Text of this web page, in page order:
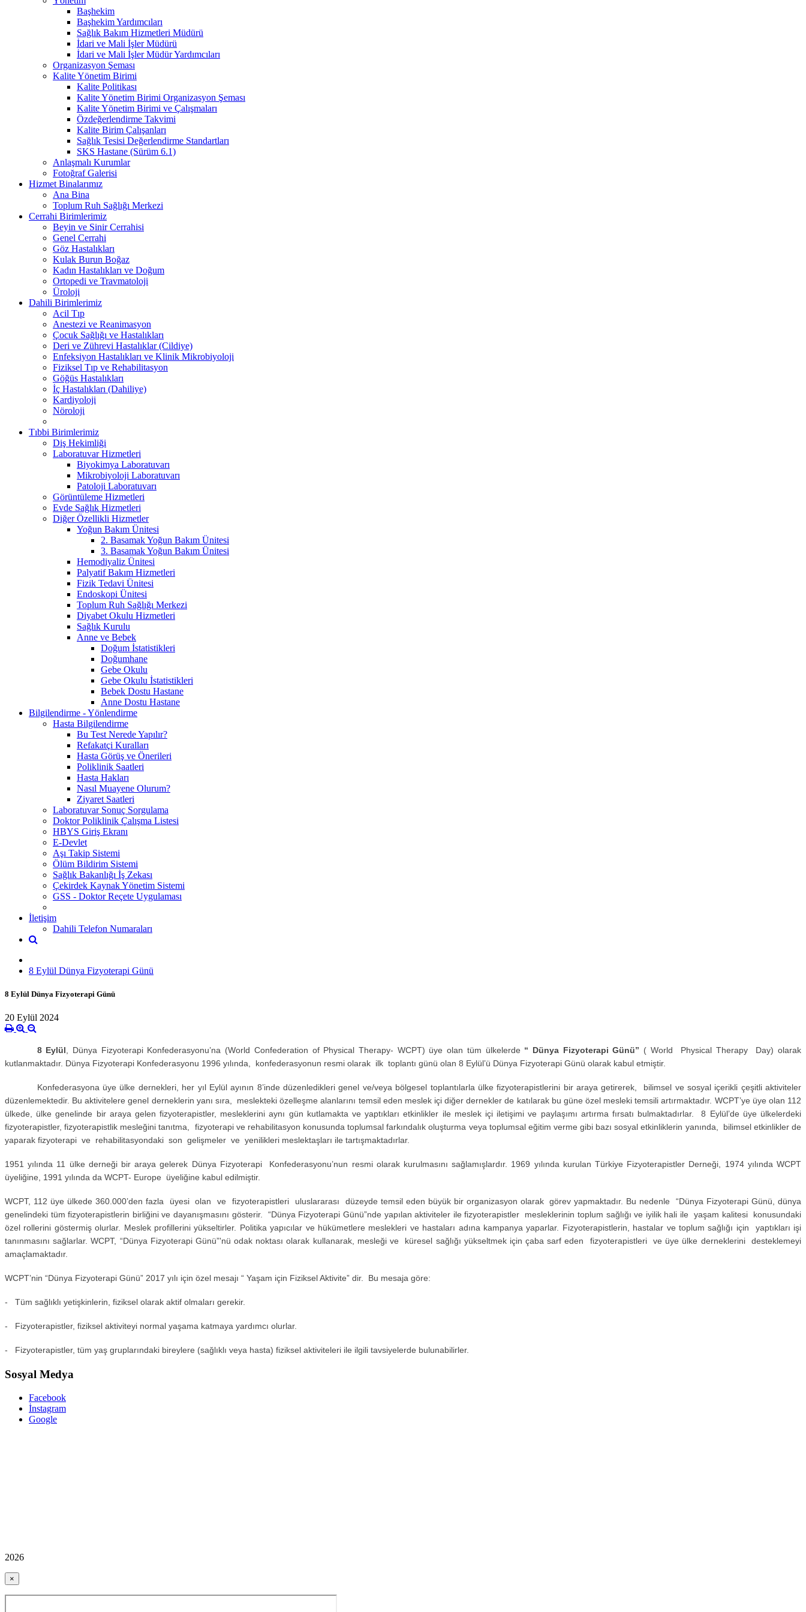
Başhekim
Başhekim Yardımcıları
Sağlık Bakım Hizmetleri Müdürü
İdari ve Mali İşler Müdürü
İdari ve Mali İşler Müdür Yardımcıları
Organizasyon Şeması
Kalite Yönetim Birimi
Kalite Politikası
Kalite Yönetim Birimi Organizasyon Şeması
Kalite Yönetim Birimi ve Çalışmaları
Özdeğerlendirme Takvimi
Kalite Birim Çalışanları
Sağlık Tesisi Değerlendirme Standartları
SKS Hastane (Sürüm 6.1)
Anlaşmalı Kurumlar
Fotoğraf Galerisi
Hizmet Binalarımız
Ana Bina
Toplum Ruh Sağlığı Merkezi
Cerrahi Birimlerimiz
Beyin ve Sinir Cerrahisi
Genel Cerrahi
Göz Hastalıkları
Kulak Burun Boğaz
Kadın Hastalıkları ve Doğum
Ortopedi ve Travmatoloji
Üroloji
Dahili Birimlerimiz
Acil Tıp
Anestezi ve Reanimasyon
Çocuk Sağlığı ve Hastalıkları
Deri ve Zührevi Hastalıklar (Cildiye)
Enfeksiyon Hastalıkları ve Klinik Mikrobiyoloji
Fiziksel Tıp ve Rehabilitasyon
Göğüs Hastalıkları
İç Hastalıkları (Dahiliye)
Kardiyoloji
Nöroloji
Tıbbi Birimlerimiz
Diş Hekimliği
Laboratuvar Hizmetleri
Biyokimya Laboratuvarı
Mikrobiyoloji Laboratuvarı
Patoloji Laboratuvarı
Görüntüleme Hizmetleri
Evde Sağlık Hizmetleri
Diğer Özellikli Hizmetler
Yoğun Bakım Ünitesi
2. Basamak Yoğun Bakım Ünitesi
3. Basamak Yoğun Bakım Ünitesi
Hemodiyaliz Ünitesi
Palyatif Bakım Hizmetleri
Fizik Tedavi Ünitesi
Endoskopi Ünitesi
Toplum Ruh Sağlığı Merkezi
Diyabet Okulu Hizmetleri
Sağlık Kurulu
Anne ve Bebek
Doğum İstatistikleri
Doğumhane
Gebe Okulu
Gebe Okulu İstatistikleri
Bebek Dostu Hastane
Anne Dostu Hastane
Bilgilendirme - Yönlendirme
Hasta Bilgilendirme
Bu Test Nerede Yapılır?
Refakatçi Kuralları
Hasta Görüş ve Önerileri
Poliklinik Saatleri
Hasta Hakları
Nasıl Muayene Olurum?
Ziyaret Saatleri
Laboratuvar Sonuç Sorgulama
Doktor Poliklinik Çalışma Listesi
HBYS Giriş Ekranı
E-Devlet
Aşı Takip Sistemi
Ölüm Bildirim Sistemi
Sağlık Bakanlığı İş Zekası
Çekirdek Kaynak Yönetim Sistemi
GSS - Doktor Reçete Uygulaması
İletişim
Dahili Telefon Numaraları
8 Eylül Dünya Fizyoterapi Günü
8 Eylül Dünya Fizyoterapi Günü
20 Eylül 2024
8 Eylül , Dünya Fizyoterapi Konfederasyonu’na (World Confederation of Physical Therapy- WCPT) üye olan tüm ülkelerde “ Dünya Fizyoterapi Günü” ( World Physical Therapy Day) olarak
kutlanmaktadır. Dünya Fizyoterapi Konfederasyonu 1996 yılında, konfederasyonun resmi olarak ilk toplantı günü olan 8 Eylül’ü Dünya Fizyoterapi Günü olarak kabul etmiştir.
Konfederasyona üye ülke dernekleri, her yıl Eylül ayının 8’inde düzenledikleri genel ve/veya bölgesel toplantılarla ülke fizyoterapistlerini bir araya getirerek, bilimsel ve sosyal içerikli çeşitli aktiviteler
düzenlemektedir. Bu aktivitelere genel derneklerin yanı sıra, meslekteki özelleşme alanlarını temsil eden meslek içi diğer dernekler de katılarak bu güne özel mesleki temsili artırmaktadır. WCPT’ye üye olan 112
ülkede, ülke genelinde bir araya gelen fizyoterapistler, mesleklerini aynı gün kutlamakta ve yaptıkları etkinlikler ile meslek içi iletişimi ve paylaşımı artırma fırsatı bulmaktadırlar. 8 Eylül’de üye ülkelerdeki
fizyoterapistler, fizyoterapistlik mesleğini tanıtma, fizyoterapi ve rehabilitasyon konusunda toplumsal farkındalık oluşturma veya toplumsal eğitim verme gibi bazı sosyal etkinliklerin yanında, bilimsel etkinlikler de
yaparak fizyoterapi ve rehabilitasyondaki son gelişmeler ve yenilikleri meslektaşları ile tartışmaktadırlar.
1951 yılında 11 ülke derneği bir araya gelerek Dünya Fizyoterapi Konfederasyonu’nun resmi olarak kurulmasını sağlamışlardır. 1969 yılında kurulan Türkiye Fizyoterapistler Derneği, 1974 yılında WCPT
üyeliğine, 1991 yılında da WCPT- Europe üyeliğine kabul edilmiştir.
WCPT, 112 üye ülkede 360.000’den fazla üyesi olan ve fizyoterapistleri uluslararası düzeyde temsil eden büyük bir organizasyon olarak görev yapmaktadır. Bu nedenle “Dünya Fizyoterapi Günü, dünya
genelindeki tüm fizyoterapistlerin birliğini ve dayanışmasını gösterir. “Dünya Fizyoterapi Günü”nde yapılan aktiviteler ile fizyoterapistler mesleklerinin toplum sağlığı ve iyilik hali ile yaşam kalitesi konusundaki
özel rollerini göstermiş olurlar. Meslek profillerini yükseltirler. Politika yapıcılar ve hükümetlere meslekleri ve hastaları adına kampanya yaparlar. Fizyoterapistlerin, hastalar ve toplum sağlığı için yaptıkları işi
tanınmasını sağlarlar. WCPT, “Dünya Fizyoterapi Günü”'nü odak noktası olarak kullanarak, mesleği ve küresel sağlığı yükseltmek için çaba sarf eden fizyoterapistleri ve üye ülke derneklerini desteklemeyi
amaçlamaktadır.
WCPT’nin “Dünya Fizyoterapi Günü” 2017 yılı için özel mesajı “ Yaşam için Fiziksel Aktivite” dir. Bu mesaja göre:
- Tüm sağlıklı yetişkinlerin, fiziksel olarak aktif olmaları gerekir.
- Fizyoterapistler, fiziksel aktiviteyi normal yaşama katmaya yardımcı olurlar.
- Fizyoterapistler, tüm yaş gruplarındaki bireylere (sağlıklı veya hasta) fiziksel aktiviteleri ile ilgili tavsiyelerde bulunabilirler.
Sosyal Medya
Facebook
İnstagram
Google
2026
×